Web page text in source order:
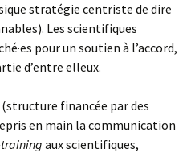
stratégie centriste de dire
Les scientifiques
pour un soutien à l’accord,
d’entre elleux.
(structure financée par des
en main la communication
aux scientifiques,